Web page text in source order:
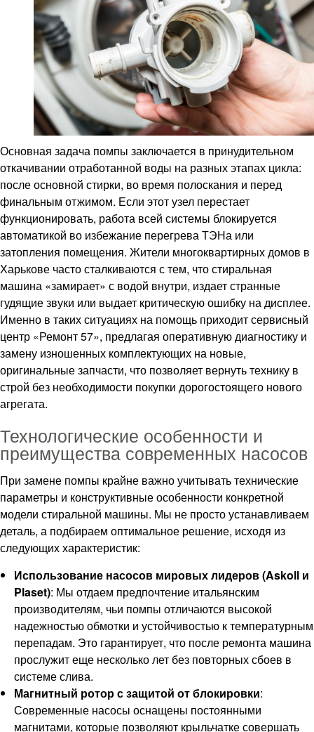
Основная задача помпы заключается в принудительном
откачивании отработанной воды на разных этапах цикла:
после основной стирки, во время полоскания и перед
финальным отжимом. Если этот узел перестает
функционировать, работа всей системы блокируется
автоматикой во избежание перегрева ТЭНа или
затопления помещения. Жители многоквартирных домов в
Харькове часто сталкиваются с тем, что стиральная
машина «замирает» с водой внутри, издает странные
гудящие звуки или выдает критическую ошибку на дисплее.
Именно в таких ситуациях на помощь приходит сервисный
центр «Ремонт 57», предлагая оперативную диагностику и
замену изношенных комплектующих на новые,
оригинальные запчасти, что позволяет вернуть технику в
строй без необходимости покупки дорогостоящего нового
агрегата.
Технологические особенности и
преимущества современных насосов
При замене помпы крайне важно учитывать технические
параметры и конструктивные особенности конкретной
модели стиральной машины. Мы не просто устанавливаем
деталь, а подбираем оптимальное решение, исходя из
следующих характеристик:
Использование насосов мировых лидеров (Askoll и
Plaset): Мы отдаем предпочтение итальянским
производителям, чьи помпы отличаются высокой
надежностью обмотки и устойчивостью к температурным
перепадам. Это гарантирует, что после ремонта машина
прослужит еще несколько лет без повторных сбоев в
системе слива.
Магнитный ротор с защитой от блокировки:
Современные насосы оснащены постоянными
магнитами, которые позволяют крыльчатке совершать